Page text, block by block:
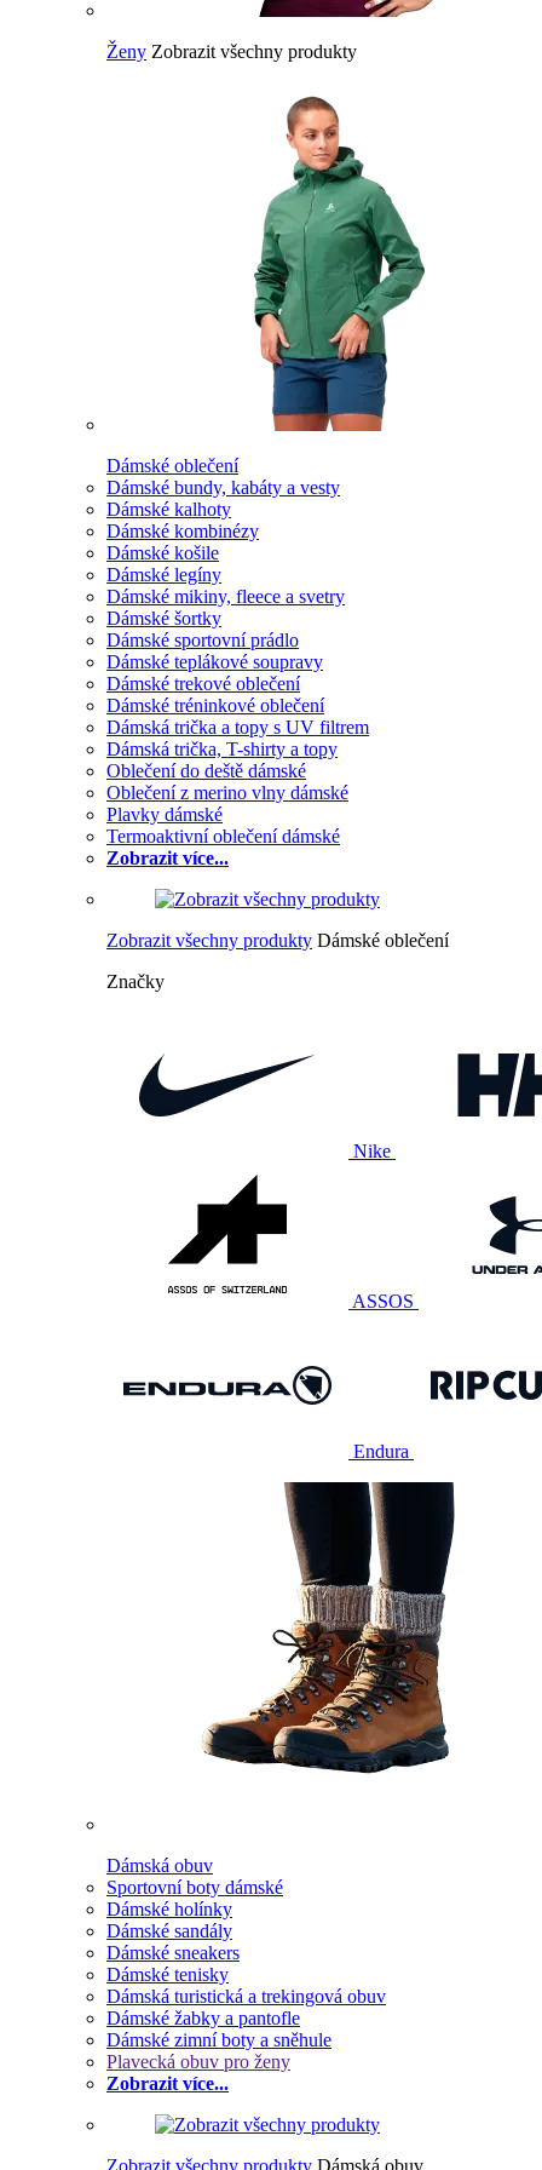
Ženy Zobrazit všechny produkty
Dámské oblečení
Dámské bundy, kabáty a vesty
Dámské kalhoty
Dámské kombinézy
Dámské košile
Dámské legíny
Dámské mikiny, fleece a svetry
Dámské šortky
Dámské sportovní prádlo
Dámské teplákové soupravy
Dámské trekové oblečení
Dámské tréninkové oblečení
Dámská trička a topy s UV filtrem
Dámská trička, T-shirty a topy
Oblečení do deště dámské
Oblečení z merino vlny dámské
Plavky dámské
Termoaktivní oblečení dámské
Zobrazit více...
Zobrazit všechny produkty Dámské oblečení
Značky
Nike
ASSOS
Endura
Dámská obuv
Sportovní boty dámské
Dámské holínky
Dámské sandály
Dámské sneakers
Dámské tenisky
Dámská turistická a trekingová obuv
Dámské žabky a pantofle
Dámské zimní boty a sněhule
Plavecká obuv pro ženy
Zobrazit více...
Zobrazit všechny produkty Dámská obuv